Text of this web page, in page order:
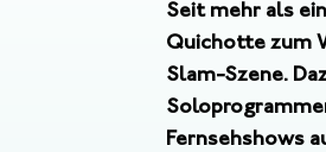
Seit mehr als
Quichotte zum
Slam-Szene.
Fernsehshows